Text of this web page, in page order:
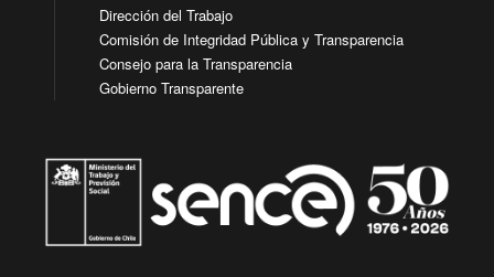
Dirección del Trabajo
Comisión de Integridad Pública y Transparencia
Consejo para la Transparencia
Gobierno Transparente